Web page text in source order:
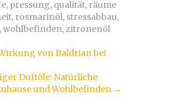
, pressung, qualität, räume
, rosmarinöl, stressabbau,
,wohlbefinden, zitronenöl
von Baldrian bei
Duftöle: Natürliche
und Wohlbefinden →